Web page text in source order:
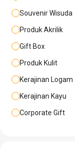
Souvenir Wisuda
Produk Akrilik
Gift Box
Produk Kulit
Kerajinan Logam
Kerajinan Kayu
Corporate Gift